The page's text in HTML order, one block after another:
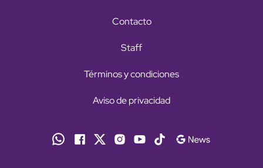
Contacto
Staff
Términos y condiciones
Aviso de privacidad